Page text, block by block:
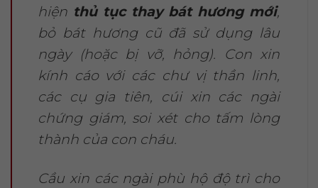
hiện thủ tục thay bát hương mới,
bỏ bát hương cũ đã sử dụng lâu
ngày (hoặc bị vỡ, hỏng). Con xin
kính cáo với các chư vị thần linh,
các cụ gia tiên, cúi xin các ngài
chứng giám, soi xét cho tấm lòng
thành của con cháu.
Cầu xin các ngài phù hộ độ trì cho